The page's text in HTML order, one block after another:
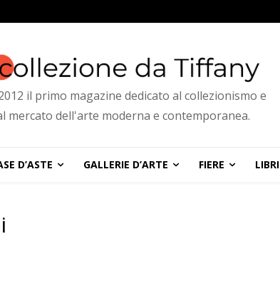
il primo magazine dedicato al collezionismo e
mercato dell'arte moderna e contemporanea.
D’ASTE GALLERIE D’ARTE FIERE LIBRI